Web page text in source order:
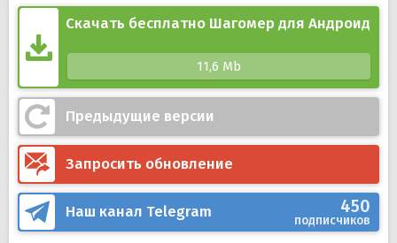
Встроенный счетчик шагов экономит заряд
батареи;
Считает шаги даже с заблокированным экраном
телефона;
Возможность прерывать подсчет шагов,
сбрасывать уже подсчитанные шаги;
Режим тренировки;
Отслеживание активности с помощью графиков;
Лаконичный дизайн с разноцветными темами.
Скачать бесплатно Шагомер для Андроид
11,6 Mb
Предыдущие версии
Запросить обновление
Наш канал Telegram 450
подписчиков